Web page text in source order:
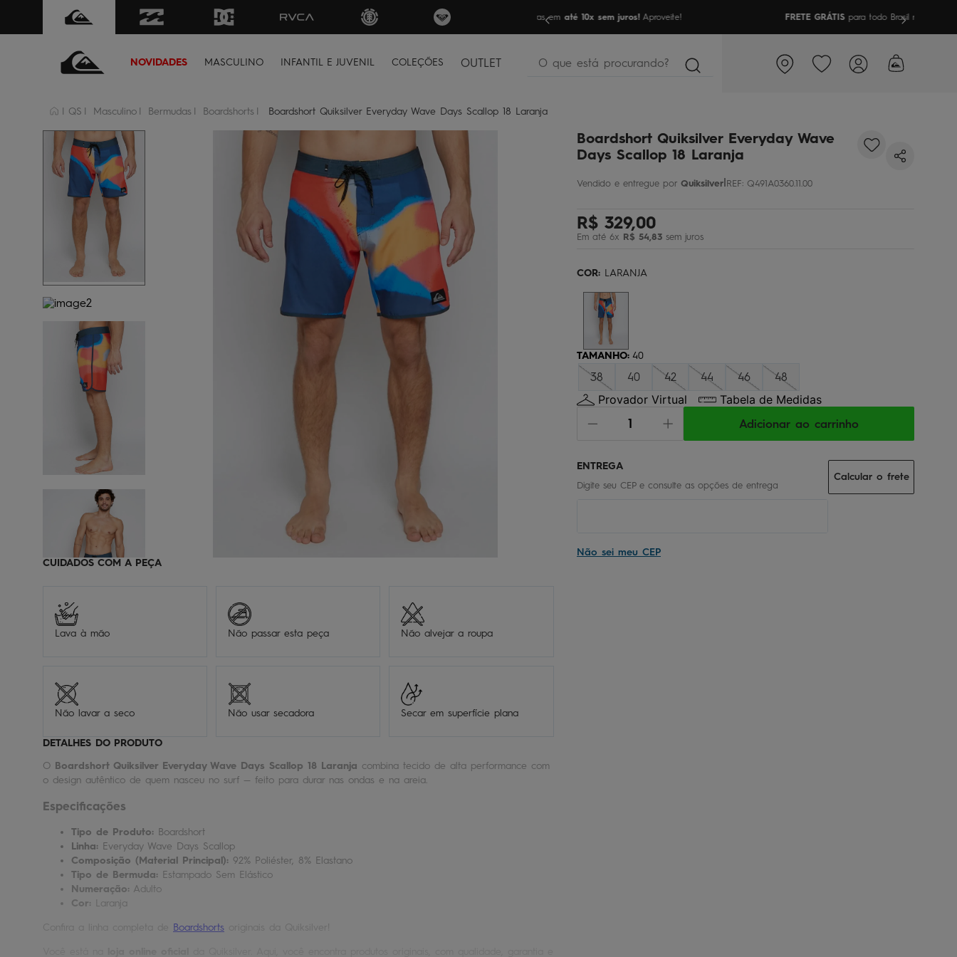
FRETE GRÁTISpara todo Brasil nas compras acima de R$499 | Consulte as Regras
NOVIDADES MASCULINO INFANTIL E JUVENIL COLEÇÕES OUTLET
O que está procurando?
QS Masculino Bermudas Boardshorts Boardshort Quiksilver Everyday Wave Days Scallop 18 Laranja
CUIDADOS COM A PEÇA
Lava à mão Não passar esta peça Não alvejar a roupa
Não lavar a seco Não usar secadora Secar em superfície plana
DETALHES DO PRODUTO
O Boardshort Quiksilver Everyday Wave Days Scallop 18 Laranja combina tecido de alta performance com
o design autêntico de quem nasceu no surf — feito para durar nas ondas e na areia.
Especificações
Tipo de Produto: Boardshort
Linha: Everyday Wave Days Scallop
Composição (Material Principal): 92% Poliéster, 8% Elastano
Tipo de Bermuda: Estampado Sem Elástico
Numeração: Adulto
Cor: Laranja
Boardshorts
Boardshort Quiksilver Everyday Wave
Days Scallop 18 Laranja
Quiksilver|REF: Q491A0360.11.00
R$ 329,00
Em até 6x R$ 54,83sem juros
COR: LARANJA
TAMANHO: 40
38 40 42 44 46 48
Provador Virtual Tabela de Medidas
Adicionar ao carrinho
Não sei meu CEP
Calcular o frete
bone
3º camiseta
4 bermuda
5º regata
6 óculos
7º jaqueta
8º boardshort
9 chinelo
calça